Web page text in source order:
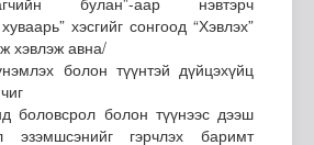
хэсгийг сонгоод “Хэвлэх”
хэвлэж авна/
болон түүнтэй дүйцэхүйц
боловсрол болон түүнээс дээш
эзэмшсэнийг гэрчлэх баримт